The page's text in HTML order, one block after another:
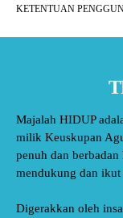
KETENTUAN
Majalah HIDUP
milik Keuskupan
penuh dan
mendukung dan
Digerakkan oleh